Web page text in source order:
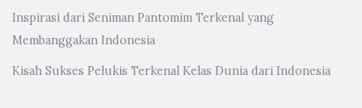
Inspirasi dari Seniman Pantomim Terkenal yang
Membanggakan Indonesia
Kisah Sukses Pelukis Terkenal Kelas Dunia dari Indonesia